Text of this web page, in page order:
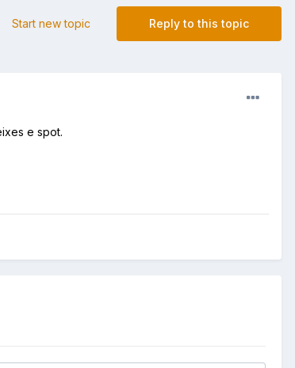
Reply to this topic
Start new topic
e spot.